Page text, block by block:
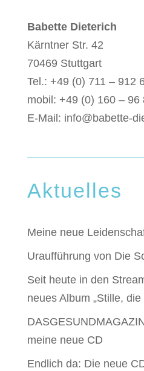
Babette Dieterich
Kärntner Str. 42
70469 Stuttgart
Tel.: +49 (0) 711 – 912
mobil: +49 (0) 160 – 96
E-Mail: info@babette-
Aktuelles
Meine neue
Uraufführung von Die
Seit heute in den
neues Album „Stille, die
meine neue CD
Endlich da: Die neue